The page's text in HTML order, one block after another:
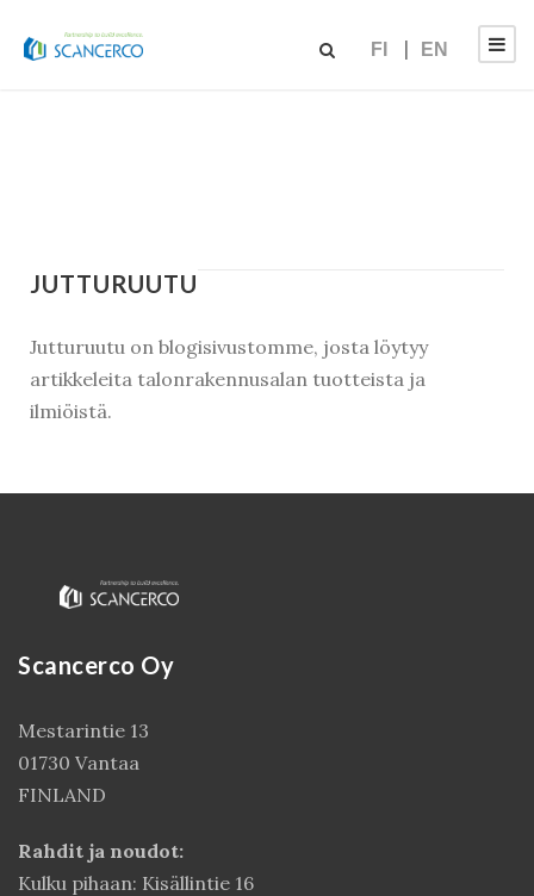
FI EN
JUTTURUUTU
Jutturuutu on blogisivustomme, josta löytyy
artikkeleita talonrakennusalan tuotteista ja
ilmiöistä.
Scancerco Oy
Mestarintie 13
01730 Vantaa
FINLAND
Rahdit ja noudot:
Kulku pihaan: Kisällintie 16